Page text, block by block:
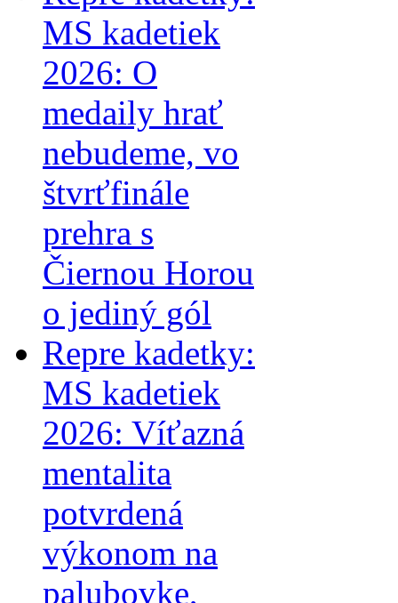
MS kadetiek
2026: O
medaily hrať
nebudeme, vo
štvrťfinále
prehra s
Čiernou Horou
o jediný gól
Repre kadetky:
MS kadetiek
2026: Víťazná
mentalita
potvrdená
výkonom na
palubovke,